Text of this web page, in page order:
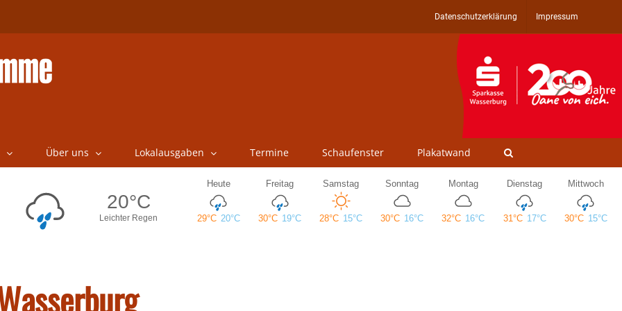
Datenschutzerklärung Impressum
Über uns Lokalausgaben Termine Schaufenster Plakatwand